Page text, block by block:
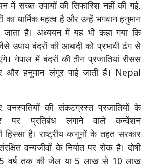
में सख्त उपायों की सिफारिश नहीं की गई,
का धार्मिक महत्व है और उन्हें भगवान हनुमान
है। अध्ययन में यह भी कहा गया कि
बंदरों की आबादी को प्रभावी ढंग से
नेपाल में बंदरों की तीन प्रजातियां रीसस
और हनुमान लंगूर पाई जाती हैं। Nepal
की संकटग्रस्त प्रजातियों के
पर प्रतिबंध लगाने वाले कन्वेंशन
है। राष्ट्रीय कानूनों के तहत सरकार
वन्यजीवों के निर्यात पर रोक है। दोषी
वर्ष तक की जेल या 5 लाख से 10 लाख